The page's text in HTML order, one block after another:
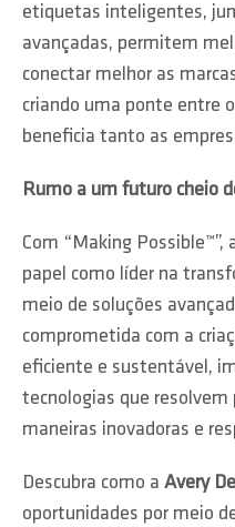
etiquetas inteligentes,
avançadas, permitem
conectar melhor as
criando uma ponte entre
beneficia tanto as
Rumo a um futuro cheio
Com “Making Possible™”,
papel como líder na
meio de soluções
comprometida com a
eficiente e sustentável,
tecnologias que resolvem
maneiras inovadoras e
Descubra como a Avery
oportunidades por meio